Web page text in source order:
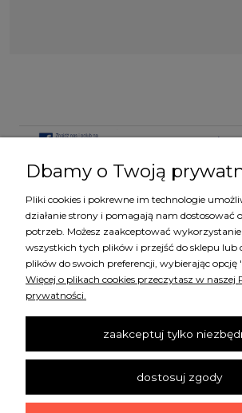
KATEGORIE
MARKI
ZAKUPY
SZYBKI
Dbamy o Twoją
Pliki cookies i pokrewne im technologie
działanie strony i pomagają nam dostosować
potrzeb. Możesz zaakceptować
wszystkich tych plików i przejść do sklepu lub
plików do swoich preferencji, wybierając opcję
Więcej o plikach cookies przeczytasz w naszej
prywatności.
zaakceptuj tylko
dostosuj zgody